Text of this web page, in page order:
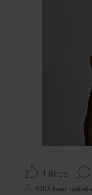
1 likes
1053 keer